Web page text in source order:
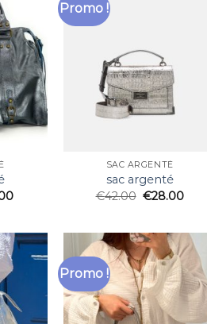
Promo !
SAC ARGENTÉ
sac argenté
€42.00 €28.00
Promo !